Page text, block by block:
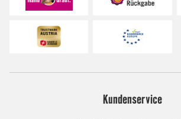
Kundenservice